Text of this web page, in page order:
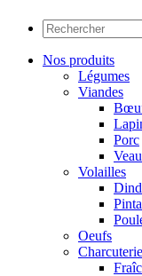
Nos produits
Légumes
Viandes
Porc
Veau
Volailles
Oeufs
Charcuterie